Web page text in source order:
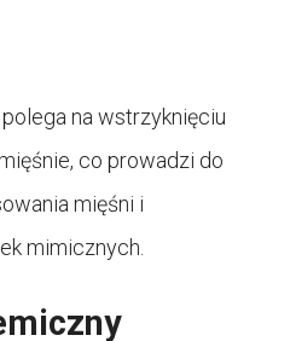
na wstrzyknięciu
co prowadzi do
mięśni i
mimicznych.